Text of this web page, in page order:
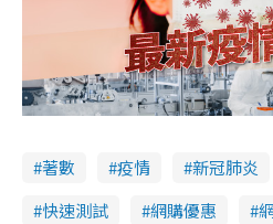
著數 疫情 新冠肺炎
快速測試
網購優惠